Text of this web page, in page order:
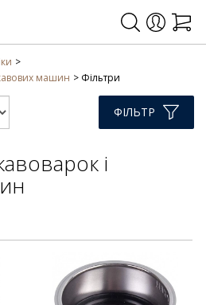
машин
Фільтри
ФІЛЬТР
і